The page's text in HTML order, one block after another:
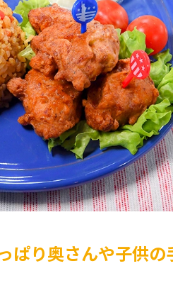
ぱり奥さんや子供